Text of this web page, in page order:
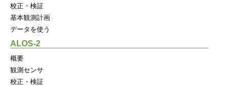
校正・検証
基本観測計画
データを使う
ALOS-2
概要
観測センサ
校正・検証